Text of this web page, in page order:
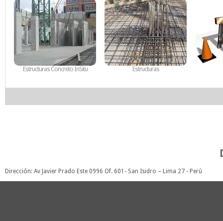
Estructuras Concreto InSitu Estructuras
Dirección: Av Javier Prado Este 0996 Of. 601- San Isidro – Lima 27 - Perú